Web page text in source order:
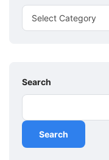
Search
Search